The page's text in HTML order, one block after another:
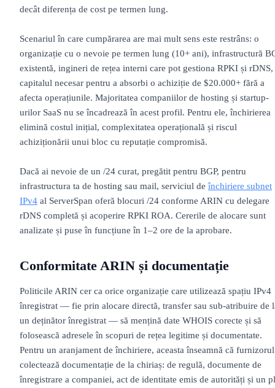
decât diferența de cost pe termen lung.
Scenariul în care cumpărarea are mai mult sens este restrâns: o
organizație cu o nevoie pe termen lung (10+ ani), infrastructură
existentă, ingineri de rețea interni care pot gestiona RPKI și rDNS,
capitalul necesar pentru a absorbi o achiziție de $20.000+ fără a
afecta operațiunile. Majoritatea companiilor de hosting și startup-
urilor SaaS nu se încadrează în acest profil. Pentru ele, închirierea
elimină costul inițial, complexitatea operațională și riscul
achiziționării unui bloc cu reputație compromisă.
Dacă ai nevoie de un /24 curat, pregătit pentru BGP, pentru
infrastructura ta de hosting sau mail, serviciul deînchiriere subnet
IPv4 al ServerSpan oferă blocuri /24 conforme ARIN cu delegare
rDNS completă și acoperire RPKI ROA. Cererile de alocare sunt
analizate și puse în funcțiune în 1–2 ore de la aprobare.
Conformitate ARIN și documentație
Politicile ARIN cer ca orice organizație care utilizează spațiu IPv4
înregistrat — fie prin alocare directă, transfer sau sub-atribuire de
un deținător înregistrat — să mențină date WHOIS corecte și să
folosească adresele în scopuri de rețea legitime și documentate.
Pentru un aranjament de închiriere, aceasta înseamnă că furnizorul
colectează documentație de la chiriaș: de regulă, documente de
înregistrare a companiei, act de identitate emis de autorități și un